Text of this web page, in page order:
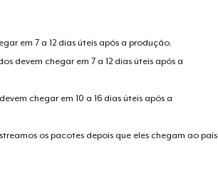
em 7 a 12 dias úteis após a produção.
devem chegar em 7 a 12 dias úteis após a
chegar em 10 a 16 dias úteis após a
os pacotes depois que eles chegam ao país
Unisex Classic Crewneck Sweatshirt